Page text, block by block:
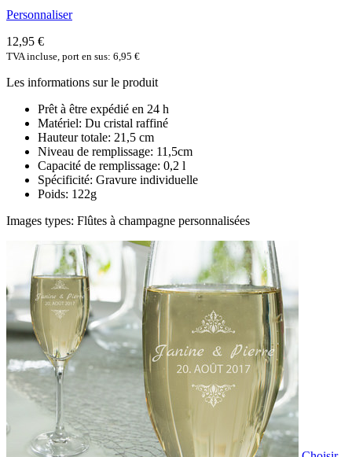
Personnaliser
12,95 €
TVA incluse, port en sus: 6,95 €
Les informations sur le produit
Prêt à être expédié en 24 h
Matériel: Du cristal raffiné
Hauteur totale: 21,5 cm
Niveau de remplissage: 11,5cm
Capacité de remplissage: 0,2 l
Spécificité: Gravure individuelle
Poids: 122g
Images types: Flûtes à champagne personnalisées